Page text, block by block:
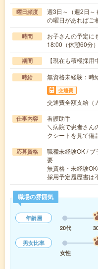
曜日頻度
週3日～（週2日～
の曜日があればご
時間
お子さんの予定に
18:00（休憩60分
期間 【現在も積極採
時給 無資格未経験：
交通費
交通費全額支給（
仕事内容
看護助手
＼病院で患者さん
クシートを見て備
応募資格
職種未経験OK / ブ
要
無資格・未経験
採用予定履歴書は
職場の雰囲気
年齢層
20代
男女比率
女性